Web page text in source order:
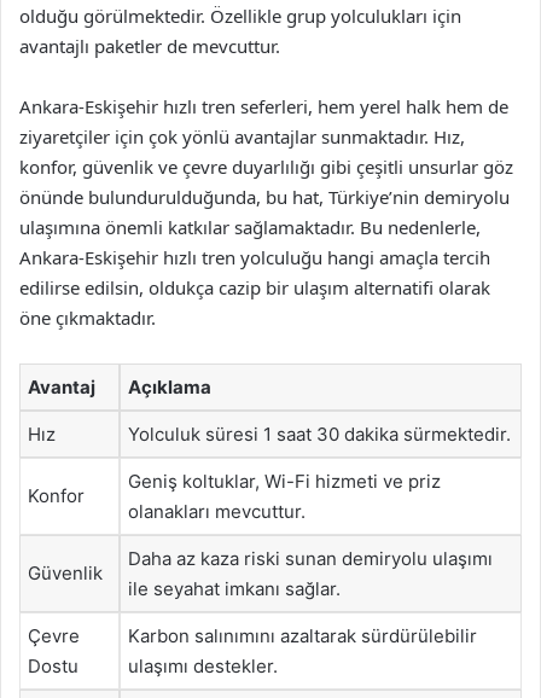
olduğu görülmektedir. Özellikle grup yolculukları için
avantajlı paketler de mevcuttur.
Ankara-Eskişehir hızlı tren seferleri, hem yerel halk hem de
ziyaretçiler için çok yönlü avantajlar sunmaktadır. Hız,
konfor, güvenlik ve çevre duyarlılığı gibi çeşitli unsurlar göz
önünde bulundurulduğunda, bu hat, Türkiye’nin demiryolu
ulaşımına önemli katkılar sağlamaktadır. Bu nedenlerle,
Ankara-Eskişehir hızlı tren yolculuğu hangi amaçla tercih
edilirse edilsin, oldukça cazip bir ulaşım alternatifi olarak
öne çıkmaktadır.
Avantaj Açıklama
Hız Yolculuk süresi 1 saat 30 dakika sürmektedir.
Konfor
Geniş koltuklar, Wi-Fi hizmeti ve priz
olanakları mevcuttur.
Güvenlik
Daha az kaza riski sunan demiryolu ulaşımı
ile seyahat imkanı sağlar.
Çevre
Dostu
Karbon salınımını azaltarak sürdürülebilir
ulaşımı destekler.